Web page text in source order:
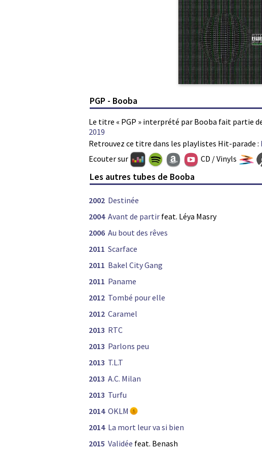
PGP - Booba
Le titre « PGP » interprété par Booba fait partie
2019
Retrouvez ce titre dans les playlistes Hit-parade :
Ecouter sur CD / Vinyls
Les autres tubes de Booba
2002 Destinée
2004 Avant de partir feat. Léya Masry
2006 Au bout des rêves
2011 Scarface
2011 Bakel City Gang
2011 Paname
2012 Tombé pour elle
2012 Caramel
2013 RTC
2013 Parlons peu
2013 T.L.T
2013 A.C. Milan
2013 Turfu
2014 OKLM
2014 La mort leur va si bien
2015 Validée feat. Benash